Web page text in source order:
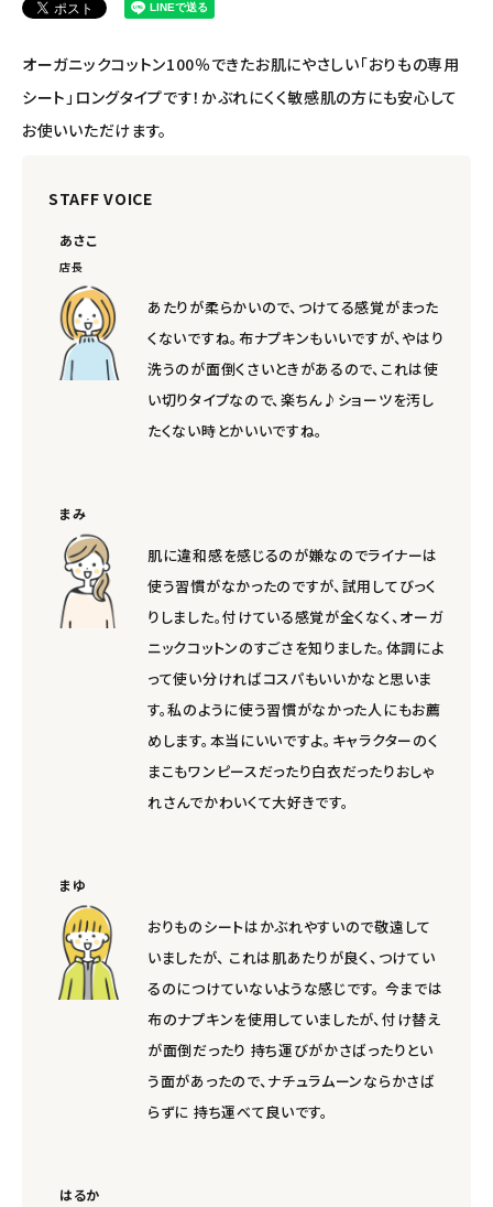
アルモニベルツ
コラム・スタッフのおすすめ
ご利用ガイド等
ようこそ ゲスト 様
ログイン
オーガニックコットン100％できたお肌にやさしい「おりもの専用
シート」ロングタイプです！かぶれにくく敏感肌の方にも安心して
お使いいただけます。
STAFF VOICE
あさこ
店長
あたりが柔らかいので、つけてる感覚がまった
くないですね。布ナプキンもいいですが、やはり
洗うのが面倒くさいときがあるので、これは使
い切りタイプなので、楽ちん♪ショーツを汚し
たくない時とかいいですね。
まみ
肌に違和感を感じるのが嫌なのでライナーは
使う習慣がなかったのですが、試用してびっく
りしました。付けている感覚が全くなく、オーガ
ニックコットンのすごさを知りました。体調によ
って使い分ければコスパもいいかなと思いま
す。私のように使う習慣がなかった人にもお薦
めします。本当にいいですよ。キャラクターのく
まこもワンピースだったり白衣だったりおしゃ
れさんでかわいくて大好きです。
まゆ
おりものシートはかぶれやすいので敬遠して
いましたが、 これは肌あたりが良く、つけてい
るのにつけていないような感じです。 今までは
布のナプキンを使用していましたが、付け替え
が面倒だったり 持ち運びがかさばったりとい
う面があったので、ナチュラムーンならかさば
らずに 持ち運べて良いです。
はるか